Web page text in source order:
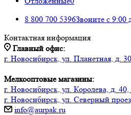
8 800 700 5396Звоните с 9:00
Контактная информация
Главный офис:
г. Новосибирск, ул. Планетная, д.
Мелкооптовые магазины:
г. Новосибирск, ул. Королева, д.
г. Новосибирск, ул. Северный
info@aurpak.ru